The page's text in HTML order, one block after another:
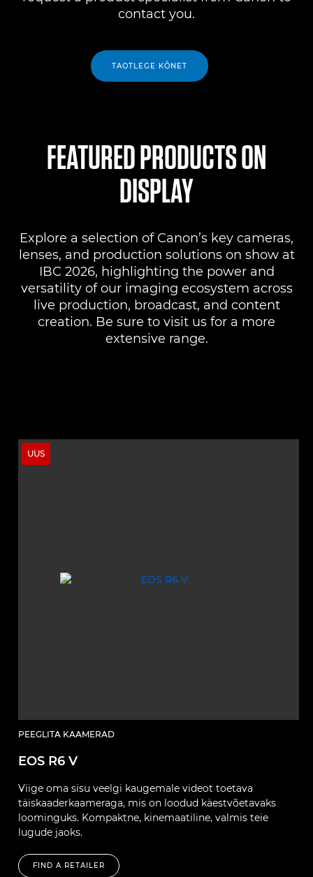
contact you.
TAOTLEGE KÕNET
FEATURED PRODUCTS ON
DISPLAY
Explore a selection of Canon’s key cameras,
lenses, and production solutions on show at
IBC 2026, highlighting the power and
versatility of our imaging ecosystem across
live production, broadcast, and content
creation. Be sure to visit us for a more
extensive range.
UUS
PEEGLITA KAAMERAD
EOS R6 V
Viige oma sisu veelgi kaugemale videot toetava
täiskaaderkaameraga, mis on loodud käestvõetavaks
loominguks. Kompaktne, kinemaatiline, valmis teie
lugude jaoks.
FIND A RETAILER